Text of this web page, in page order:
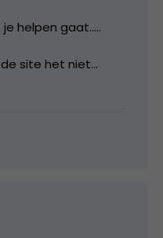
helpen gaat…..
site het niet…